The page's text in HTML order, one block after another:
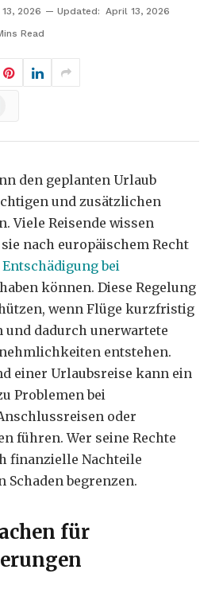
2026 Updated: April 13, 2026
Read
den geplanten Urlaub
und zusätzlichen
Viele Reisende wissen
nach europäischem Recht
bei
haben können. Diese Regelung
wenn Flüge kurzfristig
und dadurch unerwartete
entstehen.
einer Urlaubsreise kann ein
Problemen bei
oder
führen. Wer seine Rechte
finanzielle Nachteile
Schaden begrenzen.
für